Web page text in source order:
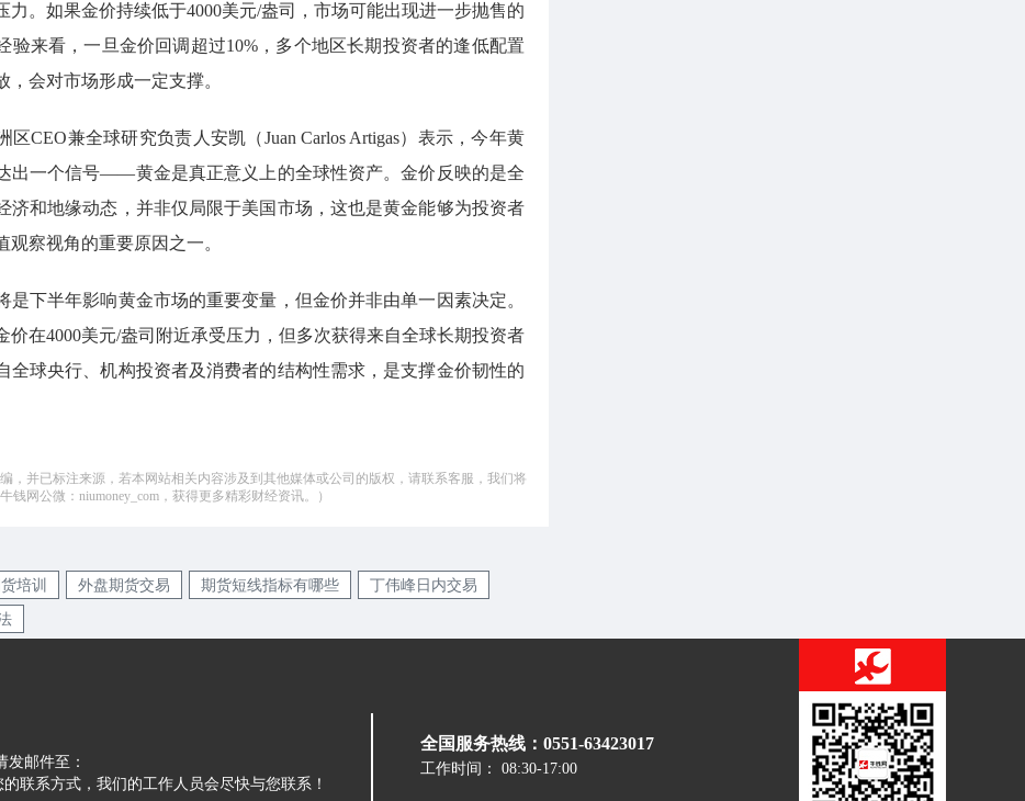
力。如果金价持续低于4000美元/盎司，市场可能出现进一步抛售的
验来看，一旦金价回调超过10%，多个地区长期投资者的逢低配置
，会对市场形成一定支撑。
区CEO兼全球研究负责人安凯（Juan Carlos Artigas）表示，今年黄
出一个信号——黄金是真正意义上的全球性资产。金价反映的是全
济和地缘动态，并非仅局限于美国市场，这也是黄金能够为投资者
观察视角的重要原因之一。
是下半年影响黄金市场的重要变量，但金价并非由单一因素决定。
价在4000美元/盎司附近承受压力，但多次获得来自全球长期投资者
全球央行、机构投资者及消费者的结构性需求，是支撑金价韧性的
编，并已标注来源，若本网站相关内容涉及到其他媒体或公司的版权，请联系客服，我们将
钱网公微：niumoney_com，获得更多精彩财经资讯。）
培训 外盘期货交易 期货短线指标有哪些 丁伟峰日内交易
邮件至：
的联系方式，我们的工作人员会尽快与您联系！
全国服务热线：0551-63423017
工作时间： 08:30-17:00